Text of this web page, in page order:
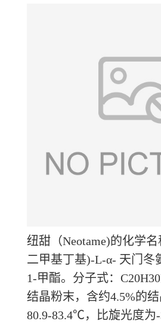
纽甜（Neotame)的化学
二甲基丁基)-L-α- 天门冬
1-甲酯。分子式：
结晶粉末，含约4.5%的
80.9-83.4℃，比旋光度为